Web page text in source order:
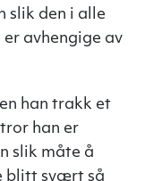
slik den i alle
avhengige av
han trakk et
han er
slik måte å
blitt svært så